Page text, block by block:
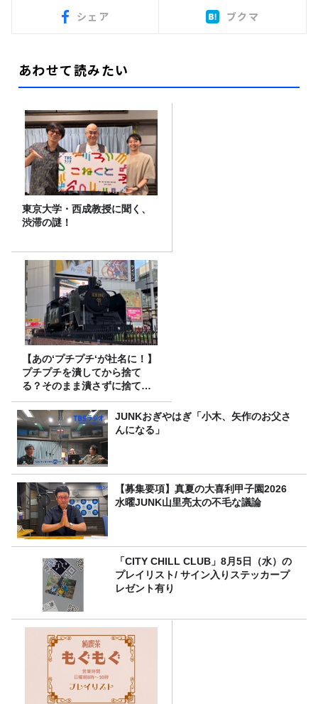
シェア ブクマ
あわせて読みたい
東京大学・西成教授に聞く、
渋滞の謎！
【あの‘プチプチ‘が社名に！】
プチプチを潰してから捨て
る？そのまま潰さずに捨て
る？
JUNKおぎやはぎ「小木、矢作のお父さ
んになる」
【募集要項】真夏の大喜利甲子園2026
水曜JUNK山里亮太の不毛な議論
「CITY CHILL CLUB」8月5日（水）の
プレイリスト/ サイン入りステッカープ
レゼント有り